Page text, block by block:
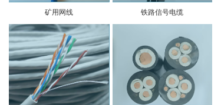
矿用网线 铁路信号电缆